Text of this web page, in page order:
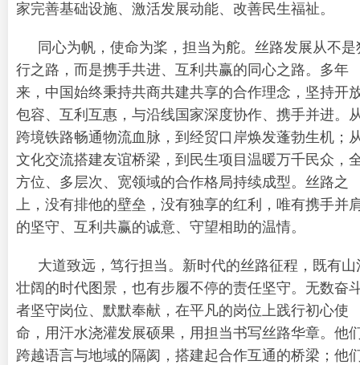
家完善基础设施、激活发展动能、改善民生福祉。
同心为帆，使命为桨，担当为舵。丝路发展从不是
行之路，而是携手共进、互利共赢的同心之路。多年
来，中国始终秉持共商共建共享的合作理念，坚持开
包容、互利互惠，与沿线国家深度协作、携手并进。
跨境铁路畅通物流血脉，到经贸口岸焕发蓬勃生机；
文化交流搭建友谊桥梁，到民生项目温暖万千民众，
方位、多层次、宽领域的合作格局持续成型。丝路之
上，没有排他的壁垒，没有独享的红利，唯有携手并
的坚守、互利共赢的诚意、守望相助的温情。
大道致远，笃行担当。新时代的丝路征程，既有山
壮阔的时代图景，也有步履不停的责任坚守。无数奋
者坚守岗位、默默奉献，在平凡的岗位上践行初心使
命，用汗水浇灌发展硕果，用担当书写丝路华章。他
跨越语言与地域的隔阂，搭建起合作互通的桥梁；他